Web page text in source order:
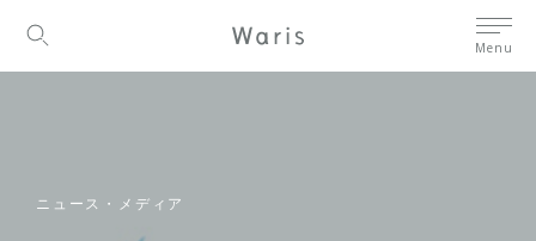
Menu
ニュース・メディア